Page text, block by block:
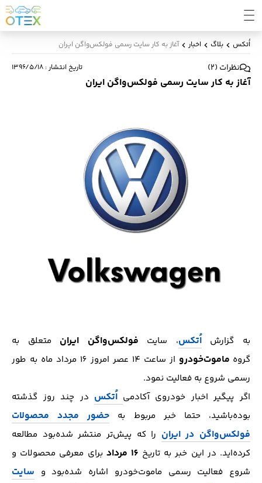
اُتکس بلاگ اخبار آغاز به کار سایت رسمی فولکس‌واگن ایران
نظرات (
2
) تاریخ انتشار: ۱۳۹۶/۵/۱۸
آغاز به کار سایت رسمی فولکس‌واگن ایران
به گزارشاُتکس، سایت فولکس‌واگن ایران متعلق به
گروه ماموت‌خودرو
از ساعت 14 عصر امروز 16 مرداد ماه به طور
رسمی شروع به فعالیت نمود.
اگر پیگیر اخبار خودروی آکادمی اُتکس در چند روز گذشته‌
بوده‌باشید، حتما خبر مربوط به حضور مجدد محصولات
فولکس‌واگن در ایران را که پیش‌تر منتشر شده‌بود مطالعه
کرده‌اید. در این خبر به تاریخ 16 مرداد
برای معرفی محصولات و
شروع فعالیت رسمی ماموت‌خودرو اشاره شده‌بود و سایت